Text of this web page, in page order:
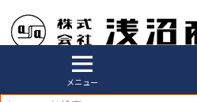
メニュー